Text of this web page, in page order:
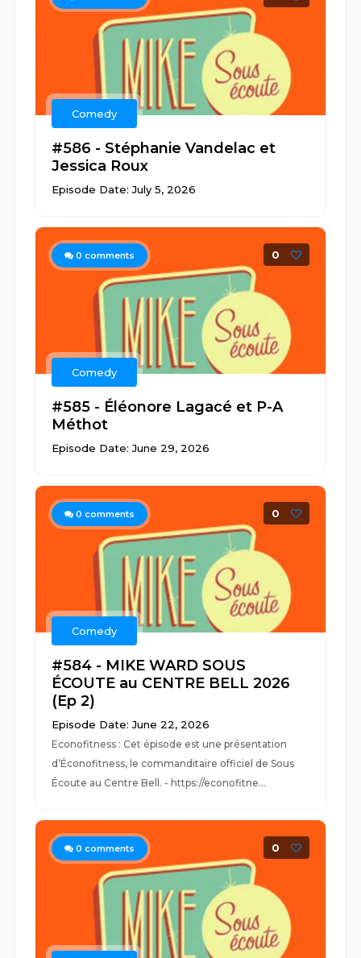
Comedy
#586 - Stéphanie Vandelac et
Jessica Roux
Episode Date: July 5, 2026
0 comments 0
Comedy
#585 - Éléonore Lagacé et P-A
Méthot
Episode Date: June 29, 2026
0 comments 0
Comedy
#584 - MIKE WARD SOUS
ÉCOUTE au CENTRE BELL 2026
(Ep 2)
Episode Date: June 22, 2026
Econofitness : Cet épisode est une présentation
d’Éconofitness, le commanditaire officiel de Sous
Écoute au Centre Bell. - https://econofitne...
0 comments 0